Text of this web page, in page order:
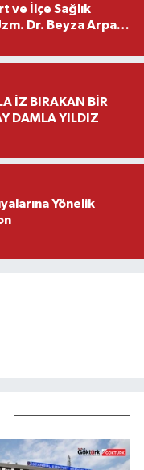
ve İlçe Sağlık
Dr. Beyza Arpacı
İZ BIRAKAN BİR
DAMLA YILDIZ
Yönelik